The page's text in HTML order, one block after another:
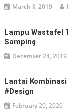
March 8, 2019
Lampu Wastafel
Samping
December 24, 2019
Lantai Kombinasi
#design
February 20, 2020